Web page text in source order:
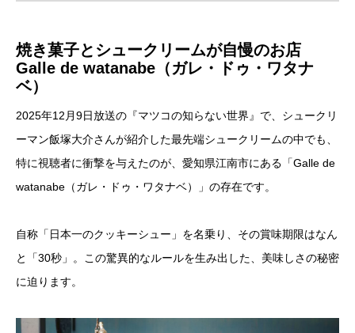
焼き菓子とシュークリームが自慢のお店
Galle de watanabe（ガレ・ドゥ・ワタナ
ベ）
2025年12月9日放送の『マツコの知らない世界』で、シュークリ
ーマン飯塚大介さんが紹介した最先端シュークリームの中でも、
特に視聴者に衝撃を与えたのが、愛知県江南市にある「Galle de
watanabe（ガレ・ドゥ・ワタナベ）」の存在です。
自称「日本一のクッキーシュー」を名乗り、その賞味期限はなん
と「30秒」。この驚異的なルールを生み出した、美味しさの秘密
に迫ります。